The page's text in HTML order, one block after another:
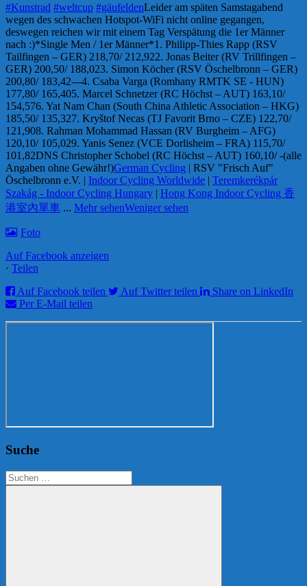
#Kunstrad #weltcup #gäufeldenLeider am späten Samstagabend
wegen des schwachen Hotspot-WiFi nicht online gegangen,
deswegen reichen wir mit einem Tag Verspätung die 1er Männer
nach :)*Single Men / 1er Männer*1. Philipp-Thies Rapp (RSV
Tailfingen – GER) 218,70/ 212,922. Jonas Beiter (RV Trillfingen –
GER) 200,50/ 188,023. Simon Köcher (RSV Öschelbronn – GER)
200,80/ 183,42---4. Csaba Varga (Romhany RMTK SE - HUN)
177,80/ 165,405. Marcel Schnetzer (RC Höchst – AUT) 163,10/
154,576. Yat Nam Chan (South China Athletic Association – HKG)
185,50/ 135,327. Kryštof Necas (TJ Favorit Brno – CZE) 122,70/
121,908. Rahman Mohammad Hassan (RV Burgheim – AFG)
120,10/ 105,029. Yanis Senez (VCE Dorlisheim – FRA) 115,70/
101,82DNS Christopher Schobel (RC Höchst – AUT) 160,10/ -(alle
Angaben ohne Gewähr!)German Cycling | RSV "Frisch Auf"
Öschelbronn e.V. | Indoor Cycling Worldwide | Teremkerékpár
Szakág - Indoor Cycling Hungary | Hong Kong Indoor Cycling 香
港室內單車 ... Mehr sehenWeniger sehen
Foto
Auf Facebook anzeigen
· Teilen
Auf Facebook teilen
Auf Twitter teilen
Share on LinkedIn
Per E-Mail teilen
Suche
Suchen
nach: